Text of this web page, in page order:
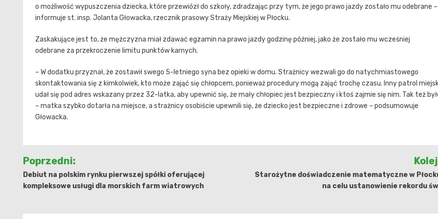
o możliwość wypuszczenia dziecka, które przewiózł do szkoły, zdradzając przy tym, że jego prawo jazdy zostało mu odebrane –
informuje st. insp. Jolanta Głowacka, rzecznik prasowy Straży Miejskiej w Płocku.
Zaskakujące jest to, że mężczyzna miał zdawać egzamin na prawo jazdy godzinę później, jako że zostało mu wcześniej
odebrane za przekroczenie limitu punktów karnych.
– W dodatku przyznał, że zostawił swego 5-letniego syna bez opieki w domu. Strażnicy wezwali go do natychmiastowego
skontaktowania się z kimkolwiek, kto może zająć się chłopcem, ponieważ procedury mogą zająć trochę czasu. Inny patrol
udał się pod adres wskazany przez 32-latka, aby upewnić się, że mały chłopiec jest bezpieczny i ktoś zajmie się nim. Tak też
– matka szybko dotarła na miejsce, a strażnicy osobiście upewnili się, że dziecko jest bezpieczne i zdrowe – podsumowuje
Głowacka.
Nawigacja
wpisu
Poprzedni:
Debiut na polskim rynku pierwszej spółki oferującej
kompleksowe usługi dla morskich farm wiatrowych
Starożytne doświadczenie matematyczne w
na celu ustanowienie rekordu